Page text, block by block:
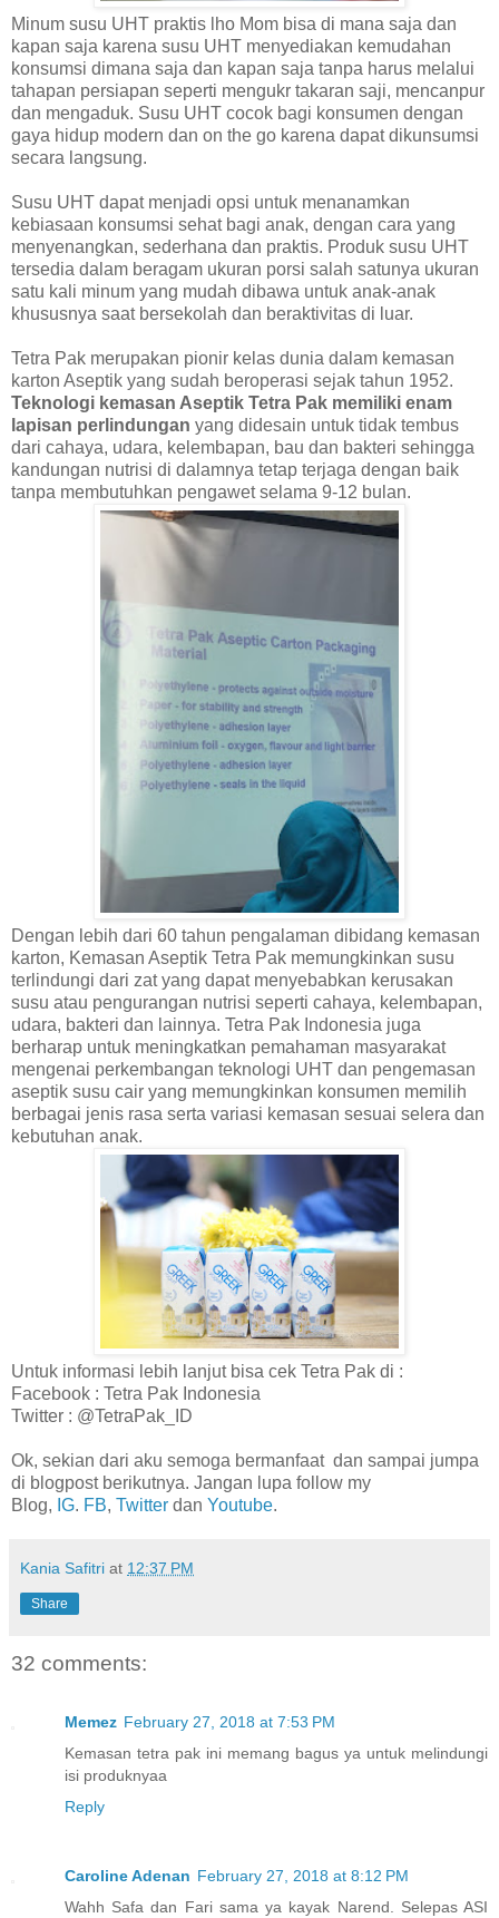
Minum susu UHT praktis lho Mom bisa di mana saja dan
kapan saja karena susu UHT menyediakan kemudahan
konsumsi dimana saja dan kapan saja tanpa harus melalui
tahapan persiapan seperti mengukr takaran saji, mencanpur
dan mengaduk. Susu UHT cocok bagi konsumen dengan
gaya hidup modern dan on the go karena dapat dikunsumsi
secara langsung.
Susu UHT dapat menjadi opsi untuk menanamkan
kebiasaan konsumsi sehat bagi anak, dengan cara yang
menyenangkan, sederhana dan praktis. Produk susu UHT
tersedia dalam beragam ukuran porsi salah satunya ukuran
satu kali minum yang mudah dibawa untuk anak-anak
khususnya saat bersekolah dan beraktivitas di luar.
Tetra Pak merupakan pionir kelas dunia dalam kemasan
karton Aseptik yang sudah beroperasi sejak tahun 1952.
Teknologi kemasan Aseptik Tetra Pak memiliki enam
lapisan perlindungan yang didesain untuk tidak tembus
dari cahaya, udara, kelembapan, bau dan bakteri sehingga
kandungan nutrisi di dalamnya tetap terjaga dengan baik
tanpa membutuhkan pengawet selama 9-12 bulan.
Dengan lebih dari 60 tahun pengalaman dibidang kemasan
karton, Kemasan Aseptik Tetra Pak memungkinkan susu
terlindungi dari zat yang dapat menyebabkan kerusakan
susu atau pengurangan nutrisi seperti cahaya, kelembapan,
udara, bakteri dan lainnya. Tetra Pak Indonesia juga
berharap untuk meningkatkan pemahaman masyarakat
mengenai perkembangan teknologi UHT dan pengemasan
aseptik susu cair yang memungkinkan konsumen memilih
berbagai jenis rasa serta variasi kemasan sesuai selera dan
kebutuhan anak.
Untuk informasi lebih lanjut bisa cek Tetra Pak di :
Facebook : Tetra Pak Indonesia
Twitter : @TetraPak_ID
Ok, sekian dari aku semoga bermanfaat dan sampai jumpa
di blogpost berikutnya. Jangan lupa follow my
Blog, IG. FB, Twitter dan Youtube.
Kania Safitri at 12:37 PM
Share
32 comments:
Memez February 27, 2018 at 7:53 PM
Kemasan tetra pak ini memang bagus ya untuk melindungi
isi produknyaa
Reply
Caroline Adenan February 27, 2018 at 8:12 PM
Wahh Safa dan Fari sama ya kayak Narend. Selepas ASI